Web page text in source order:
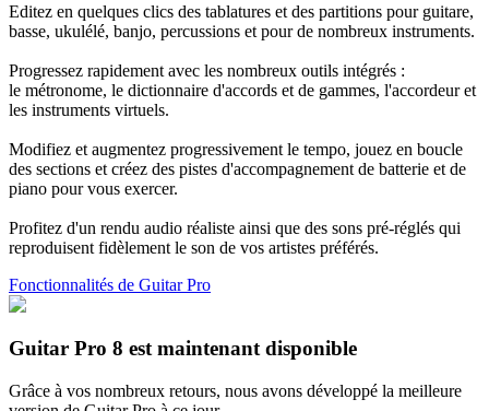
Editez en quelques clics des tablatures et des partitions pour guitare,
basse, ukulélé, banjo, percussions et pour de nombreux instruments.
Progressez rapidement avec les nombreux outils intégrés :
le métronome, le dictionnaire d'accords et de gammes, l'accordeur et
les instruments virtuels.
Modifiez et augmentez progressivement le tempo, jouez en boucle
des sections et créez des pistes d'accompagnement de batterie et de
piano pour vous exercer.
Profitez d'un rendu audio réaliste ainsi que des sons pré-réglés qui
reproduisent fidèlement le son de vos artistes préférés.
Fonctionnalités de Guitar Pro
Guitar Pro 8 est maintenant disponible
Grâce à vos nombreux retours, nous avons développé la meilleure